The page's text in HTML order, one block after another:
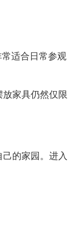
适合日常参观
家具仍然仅限
的家园。进入